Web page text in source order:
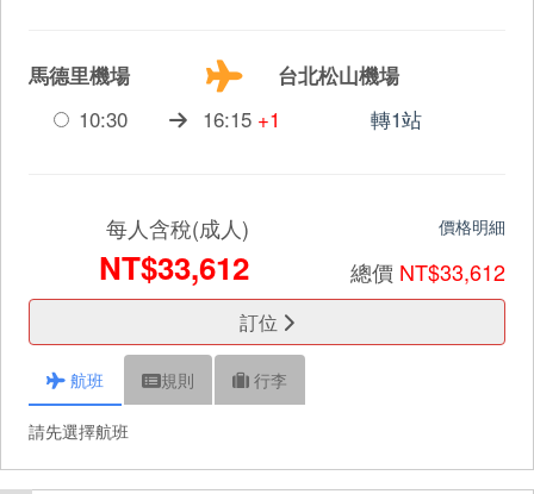
馬德里機場
台北松山機場
10:30
16:15 +1 轉1站
每人含稅(成人)
NT$33,612
價格明細
總價 NT$33,612
訂位
航班 規則 行李
請先選擇航班